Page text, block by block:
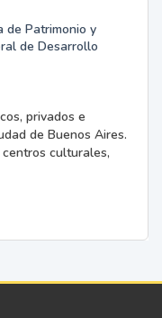
de Patrimonio y
de Desarrollo
privados e
de Buenos Aires.
culturales,